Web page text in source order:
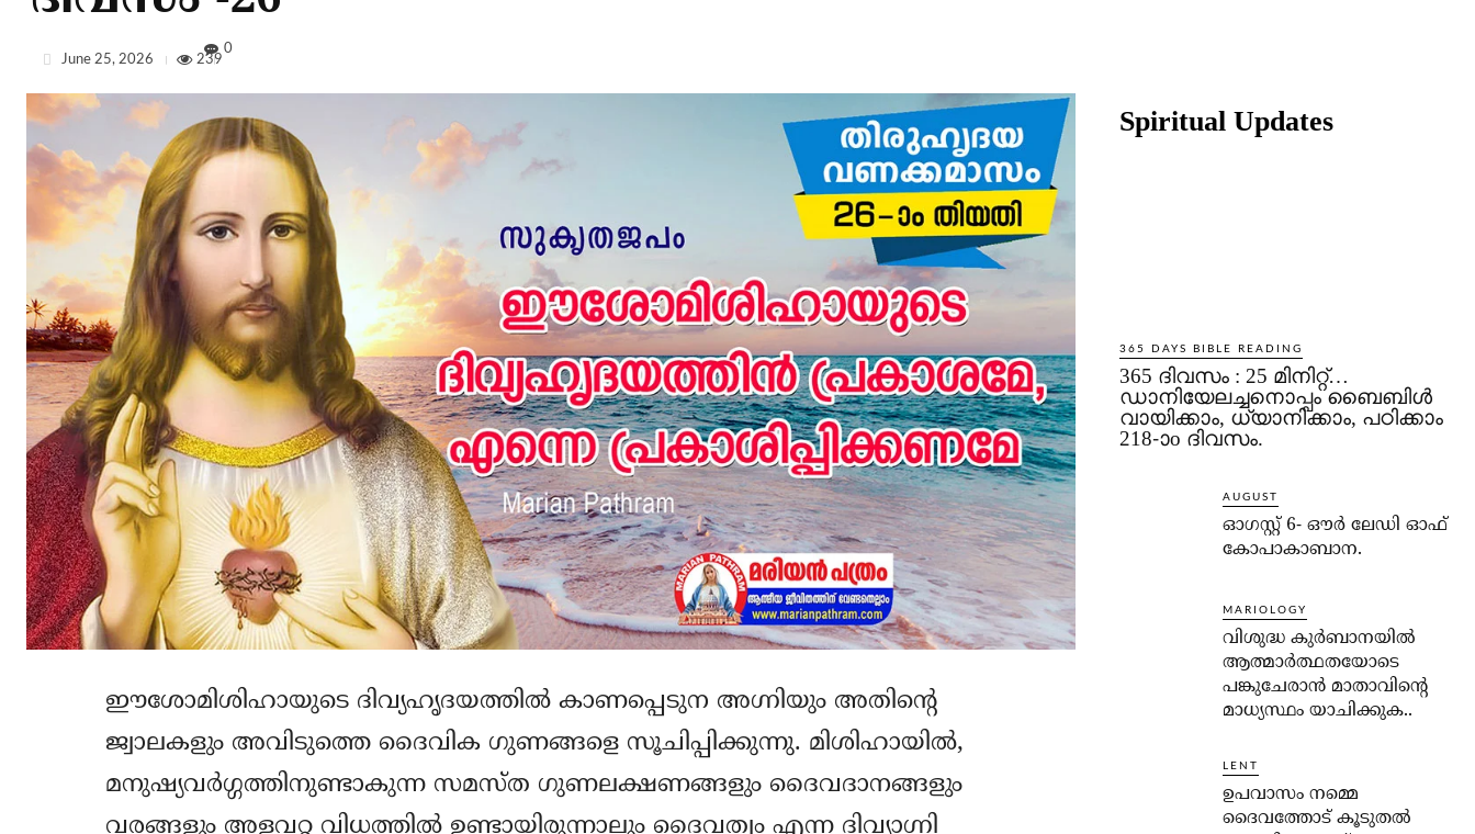
June 25, 2026 239
0
ഈശോമിശിഹായുടെ ദിവ്യഹൃദയത്തില്‍ കാണപ്പെടുന അഗ്നിയും അതിന്‍റെ
ജ്വാലകളും അവിടുത്തെ ദൈവിക ഗുണങ്ങളെ സൂചിപ്പിക്കുന്നു. മിശിഹായില്‍,
മനുഷ്യവര്‍ഗ്ഗത്തിനുണ്ടാകുന്ന സമസ്ത ഗുണലക്ഷണങ്ങളും ദൈവദാനങ്ങളും
വരങ്ങളും അളവറ്റ വിധത്തില്‍ ഉണ്ടായിരുന്നാലും ദൈവത്വം എന്ന ദിവ്യാഗ്നി
Spiritual Updates
365 DAYS BIBLE READING
365 ദിവസം : 25 മിനിറ്റ്…
ഡാനിയേലച്ചനൊപ്പം ബൈബിൾ
വായിക്കാം, ധ്യാനിക്കാം, പഠിക്കാം
218-ാo ദിവസം.
AUGUST
ഓഗസ്റ്റ് 6- ഔര്‍ ലേഡി ഓഫ്
കോപാകാബാന.
MARIOLOGY
വിശുദ്ധ കുര്‍ബാനയില്‍
ആത്മാര്‍ത്ഥതയോടെ
പങ്കുചേരാന്‍ മാതാവിന്റെ
മാധ്യസ്ഥം യാചിക്കുക..
LENT
ഉപവാസം നമ്മെ
ദൈവത്തോട് കൂടുതല്‍